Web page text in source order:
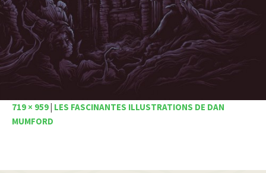
719 × 959| LES FASCINANTES ILLUSTRATIONS DE DAN
MUMFORD